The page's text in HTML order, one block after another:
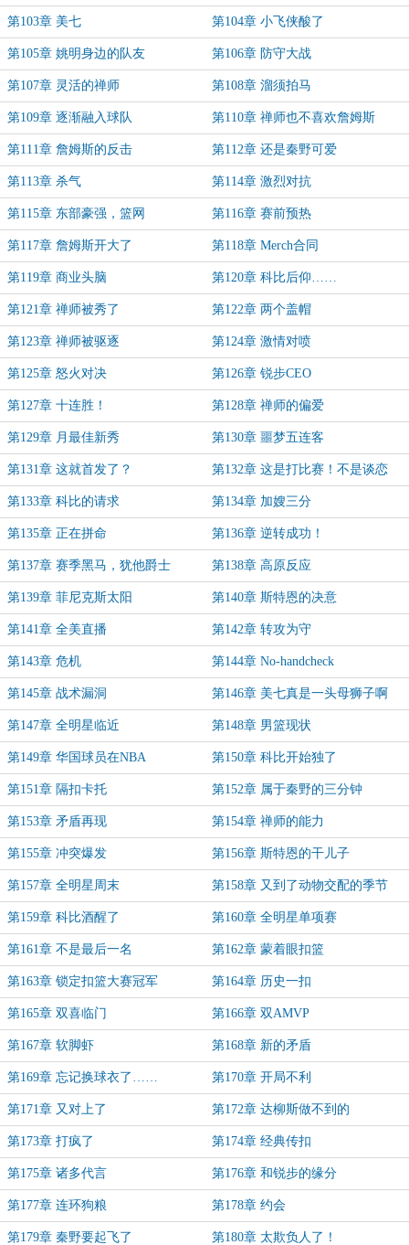
第103章 美七 第104章 小飞侠酸了
第105章 姚明身边的队友 第106章 防守大战
第107章 灵活的禅师 第108章 溜须拍马
第109章 逐渐融入球队 第110章 禅师也不喜欢詹姆斯
第111章 詹姆斯的反击 第112章 还是秦野可爱
第113章 杀气 第114章 激烈对抗
第115章 东部豪强，篮网 第116章 赛前预热
第117章 詹姆斯开大了 第118章 Merch合同
第119章 商业头脑 第120章 科比后仰……
第121章 禅师被秀了 第122章 两个盖帽
第123章 禅师被驱逐 第124章 激情对喷
第125章 怒火对决 第126章 锐步CEO
第127章 十连胜！ 第128章 禅师的偏爱
第129章 月最佳新秀 第130章 噩梦五连客
第131章 这就首发了？ 第132章 这是打比赛！不是谈恋
爱！
第133章 科比的请求 第134章 加嫂三分
第135章 正在拼命 第136章 逆转成功！
第137章 赛季黑马，犹他爵士 第138章 高原反应
第139章 菲尼克斯太阳 第140章 斯特恩的决意
第141章 全美直播 第142章 转攻为守
第143章 危机 第144章 No-handcheck
第145章 战术漏洞 第146章 美七真是一头母狮子啊
第147章 全明星临近 第148章 男篮现状
第149章 华国球员在NBA 第150章 科比开始独了
第151章 隔扣卡托 第152章 属于秦野的三分钟
第153章 矛盾再现 第154章 禅师的能力
第155章 冲突爆发 第156章 斯特恩的干儿子
第157章 全明星周末 第158章 又到了动物交配的季节
第159章 科比酒醒了 第160章 全明星单项赛
第161章 不是最后一名 第162章 蒙着眼扣篮
第163章 锁定扣篮大赛冠军 第164章 历史一扣
第165章 双喜临门 第166章 双AMVP
第167章 软脚虾 第168章 新的矛盾
第169章 忘记换球衣了…… 第170章 开局不利
第171章 又对上了 第172章 达柳斯做不到的
第173章 打疯了 第174章 经典传扣
第175章 诸多代言 第176章 和锐步的缘分
第177章 连环狗粮 第178章 约会
第179章 秦野要起飞了 第180章 太欺负人了！